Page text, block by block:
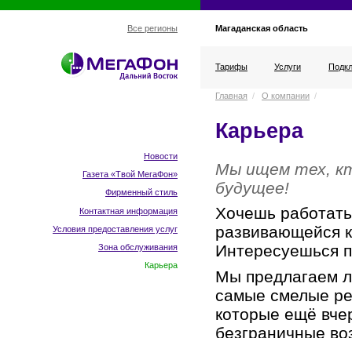
Все регионы Магаданская область
Тарифы Услуги
Новости
Газета «Твой МегаФон»
Фирменный стиль
Контактная информация
Условия предоставления услуг
Зона обслуживания
Карьера
Главная / О компании /
Карьера
Мы ищем тех,
будущее!
Хочешь
развивающейся
Интересуешься
Мы предлагаем
самые смелые
которые ещё
безграничные